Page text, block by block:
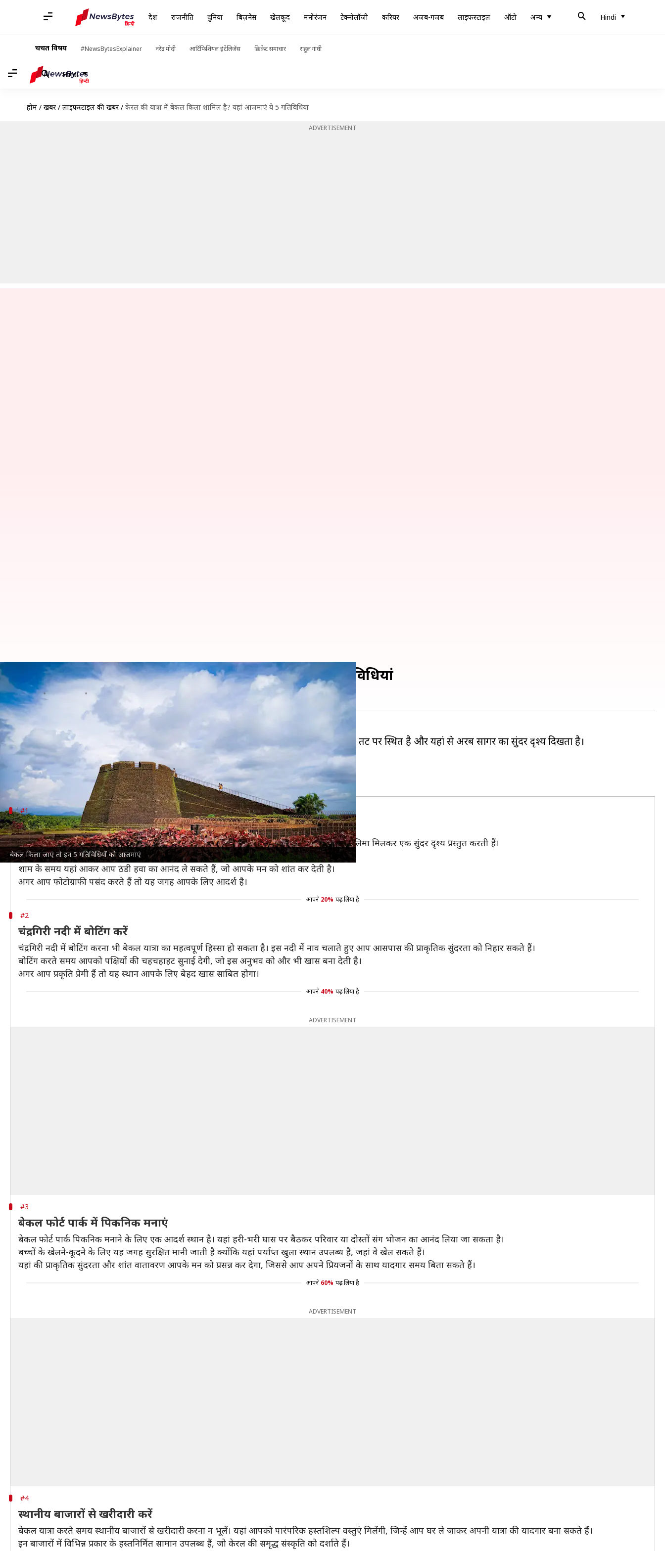
देश राजनीति दुनिया बिज़नेस खेलकूद मनोरंजन टेक्नोलॉजी करियर अजब-गजब लाइफस्टाइल ऑटो अन्य Hindi
चर्चित विषय #NewsBytesExplainer नरेंद्र मोदी आर्टिफिशियल इंटेलिजेंस क्रिकेट समाचार राहुल गांधी
Hindi
होम / खबरें / लाइफस्टाइल की खबरें / केरल की यात्रा में बेकल किला शामिल है? यहां आजमाएं ये 5 गतिविधियां
ADVERTISEMENT
बेकल किला जाएं तो इन 5 गतिविधियों को आजमाएं
केरल की यात्रा में बेकल किला शामिल है? यहां आजमाएं ये 5 गतिविधियां
लेखन अंजली Jan 17, 2025 06:17 pm
क्या है खबर?
केरलका बेकल किला एक ऐतिहासिक स्थल है, जो पर्यटकों को आकर्षित करता है। यह किला समुद्र तट पर स्थित है और यहां से अरब सागर का सुंदर दृश्य दिखता है।
इसका निर्माण 17वीं शताब्दी में हुआ था और यह केरल के सबसे बड़े किलों में से एक है।
यहां की वास्तुकला और इतिहास प्रेमियों के लिए यह जगह खास महत्व रखती है।
#1
बेकल बीच पर सूर्यास्त का आनंद लें
बेकल बीच पर सूर्यास्त देखना एक अनोखा अनुभव होता है। समुद्र की लहरों की आवाज और सूरज की लालिमा मिलकर एक सुंदर दृश्य प्रस्तुत करती हैं।
यहां आप अपने परिवार या दोस्तों के साथ समय बिता सकते हैं और समुद्र किनारे टहल सकते हैं।
शाम के समय यहां आकर आप ठंडी हवा का आनंद ले सकते हैं, जो आपके मन को शांत कर देती है।
अगर आप फोटोग्राफी पसंद करते हैं तो यह जगह आपके लिए आदर्श है।
आपने 20% पढ़ लिया है
#2
चंद्रगिरी नदी में बोटिंग करें
चंद्रगिरी नदी में बोटिंग करना भी बेकल यात्रा का महत्वपूर्ण हिस्सा हो सकता है। इस नदी में नाव चलाते हुए आप आसपास की प्राकृतिक सुंदरता को निहार सकते हैं।
बोटिंग करते समय आपको पक्षियों की चहचहाहट सुनाई देगी, जो इस अनुभव को और भी खास बना देती है।
अगर आप प्रकृति प्रेमी हैं तो यह स्थान आपके लिए बेहद खास साबित होगा।
आपने 40% पढ़ लिया है
ADVERTISEMENT
#3
बेकल फोर्ट पार्क में पिकनिक मनाएं
बेकल फोर्ट पार्क पिकनिक मनाने के लिए एक आदर्श स्थान है। यहां हरी-भरी घास पर बैठकर परिवार या दोस्तों संग भोजन का आनंद लिया जा सकता है।
बच्चों के खेलने-कूदने के लिए यह जगह सुरक्षित मानी जाती है क्योंकि यहां पर्याप्त खुला स्थान उपलब्ध है, जहां वे खेल सकते हैं।
यहां की प्राकृतिक सुंदरता और शांत वातावरण आपके मन को प्रसन्न कर देगा, जिससे आप अपने प्रियजनों के साथ यादगार समय बिता सकते हैं।
आपने 60% पढ़ लिया है
ADVERTISEMENT
#4
स्थानीय बाजारों से खरीदारी करें
बेकल यात्रा करते समय स्थानीय बाजारों से खरीदारी करना न भूलें। यहां आपको पारंपरिक हस्तशिल्प वस्तुएं मिलेंगी, जिन्हें आप घर ले जाकर अपनी यात्रा की यादगार बना सकते हैं।
इन बाजारों में विभिन्न प्रकार के हस्तनिर्मित सामान उपलब्ध हैं, जो केरल की समृद्ध संस्कृति को दर्शाते हैं।